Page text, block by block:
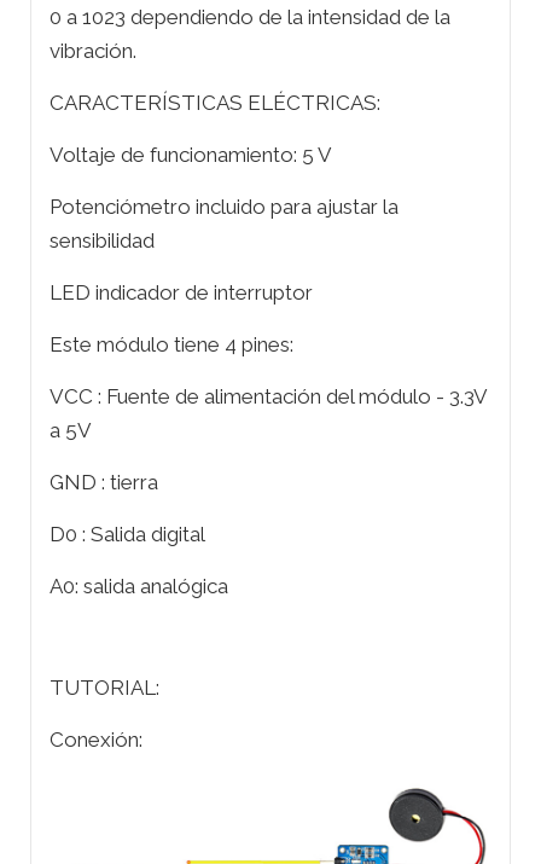
0 a 1023 dependiendo de la intensidad de la
vibración.
CARACTERÍSTICAS ELÉCTRICAS:
Voltaje de funcionamiento: 5 V
Potenciómetro incluido para ajustar la
sensibilidad
LED indicador de interruptor
Este módulo tiene 4 pines:
VCC : Fuente de alimentación del módulo - 3.3V
a 5V
GND : tierra
D0 : Salida digital
A0: salida analógica
TUTORIAL:
Conexión: